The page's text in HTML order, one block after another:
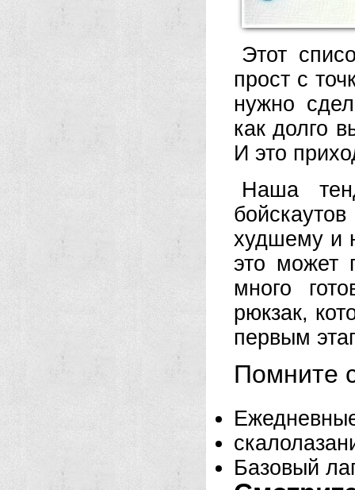
Этот
прост с
нужно
как долго
И это
Наша
худшему и
это может
много
рюкзак,
первым
Помните
Базовый